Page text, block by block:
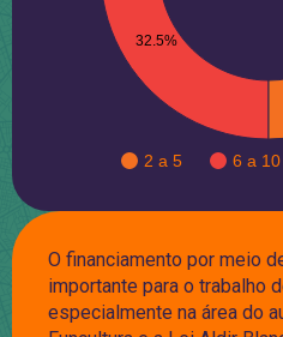
2 a 5 6 a 10
32.5%
O financiamento por meio
importante para o trabalho
especialmente na área do